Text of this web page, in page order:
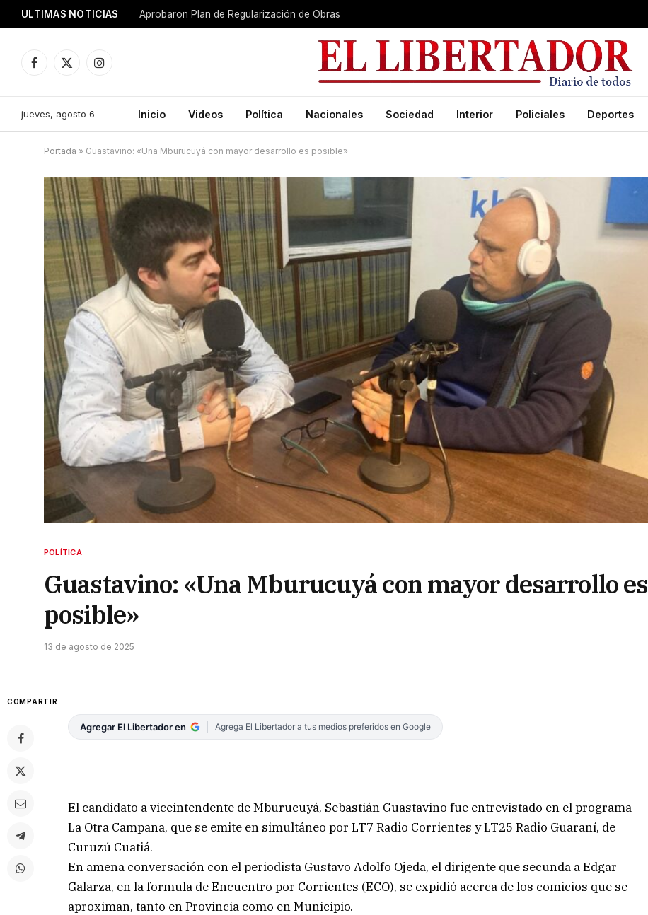
ULTIMAS NOTICIAS Aprobaron Plan de Regularización de Obras
Facebook
X
Instagram
jueves, agosto 6 Inicio Videos Política Nacionales Sociedad Interior Policiales Deportes
Portada » Guastavino: «Una Mburucuyá con mayor desarrollo es posible»
POLÍTICA
Guastavino: «Una Mburucuyá con mayor desarrollo es
posible»
13 de agosto de 2025
COMPARTIR
Agregar El Libertador en Agrega El Libertador a tus medios preferidos en Google
El candidato a viceintendente de Mburucuyá, Sebastián Guastavino fue entrevistado en el programa
La Otra Campana, que se emite en simultáneo por LT7 Radio Corrientes y LT25 Radio Guaraní, de
Curuzú Cuatiá.
En amena conversación con el periodista Gustavo Adolfo Ojeda, el dirigente que secunda a Edgar
Galarza, en la formula de Encuentro por Corrientes (ECO), se expidió acerca de los comicios que se
aproximan, tanto en Provincia como en Municipio.